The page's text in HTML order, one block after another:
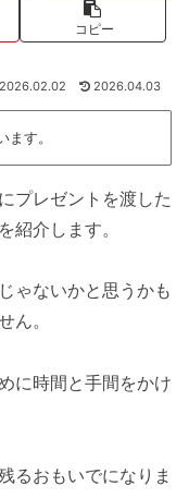
コピー
2026.02.02 2026.04.03
す。
プレゼントを渡した
紹介します。
ゃないかと思うかも
ん。
に時間と手間をかけ
るおもいでになりま